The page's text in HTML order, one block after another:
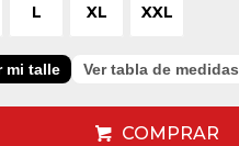
L XL XXL
mi talle Ver tabla de medidas
COMPRAR